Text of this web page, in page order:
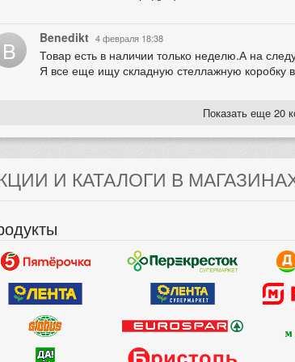
B Benedikt 4 февраля 18:38
Товар есть в наличии только неделю.А на
Я все еще ищу складную стеллажную коробку
Показать еще 20
И КАТАЛОГИ В